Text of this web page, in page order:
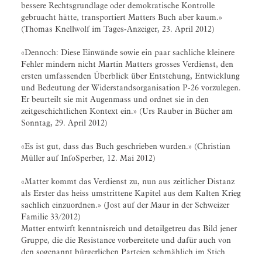
bessere Rechtsgrundlage oder demokratische Kontrolle
gebruacht hätte, transportiert Matters Buch aber kaum.»
(Thomas Knellwolf im Tages-Anzeiger, 23. April 2012)
«Dennoch: Diese Einwände sowie ein paar sachliche kleinere
Fehler mindern nicht Martin Matters grosses Verdienst, den
ersten umfassenden Überblick über Entstehung, Entwicklung
und Bedeutung der Widerstandsorganisation P-26 vorzulegen.
Er beurteilt sie mit Augenmass und ordnet sie in den
zeitgeschichtlichen Kontext ein.» (Urs Rauber in Bücher am
Sonntag, 29. April 2012)
«Es ist gut, dass das Buch geschrieben wurden.» (Christian
Müller auf InfoSperber, 12. Mai 2012)
«Matter kommt das Verdienst zu, nun aus zeitlicher Distanz
als Erster das heiss umstrittene Kapitel aus dem Kalten Krieg
sachlich einzuordnen.» (Jost auf der Maur in der Schweizer
Familie 33/2012)
Matter entwirft kenntnisreich und detailgetreu das Bild jener
Gruppe, die die Resistance vorbereitete und dafür auch von
den sogenannt bürgerlichen Parteien schmählich im Stich